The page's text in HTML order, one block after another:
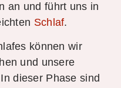
an und führt uns in
Schlaf.
können wir
und unsere
dieser Phase sind